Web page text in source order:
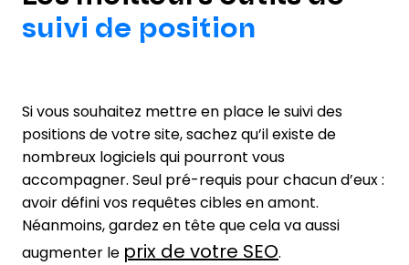
suivi de position
Si vous souhaitez mettre en place le suivi des
positions de votre site, sachez qu’il existe de
nombreux logiciels qui pourront vous
accompagner. Seul pré-requis pour chacun d’eux :
avoir défini vos requêtes cibles en amont.
Néanmoins, gardez en tête que cela va aussi
augmenter le prix de votre SEO.